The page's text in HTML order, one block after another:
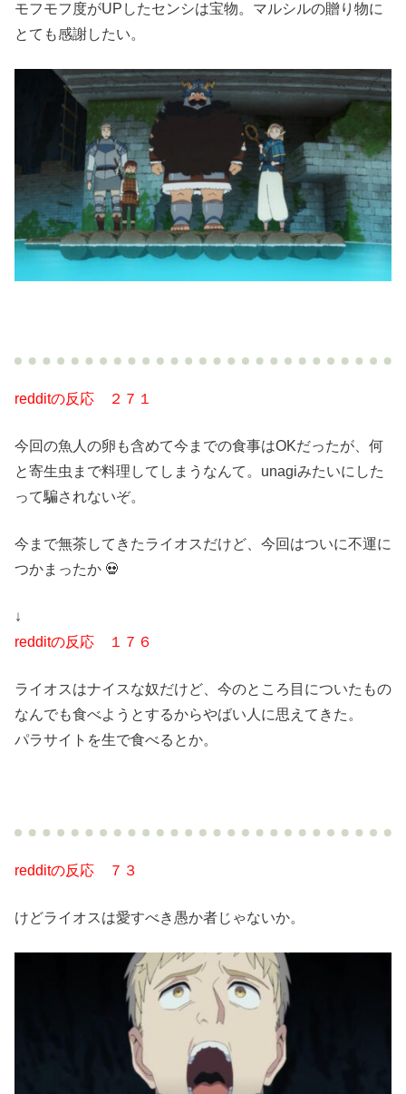
モフモフ度がUPしたセンシは宝物。マルシルの贈り物に
とても感謝したい。
redditの反応 ２７１
今回の魚人の卵も含めて今までの食事はOKだったが、何
と寄生虫まで料理してしまうなんて。unagiみたいにした
って騙されないぞ。
今まで無茶してきたライオスだけど、今回はついに不運に
つかまったか 💀
↓
redditの反応 １７６
ライオスはナイスな奴だけど、今のところ目についたもの
なんでも食べようとするからやばい人に思えてきた。
パラサイトを生で食べるとか。
redditの反応 ７３
けどライオスは愛すべき愚か者じゃないか。